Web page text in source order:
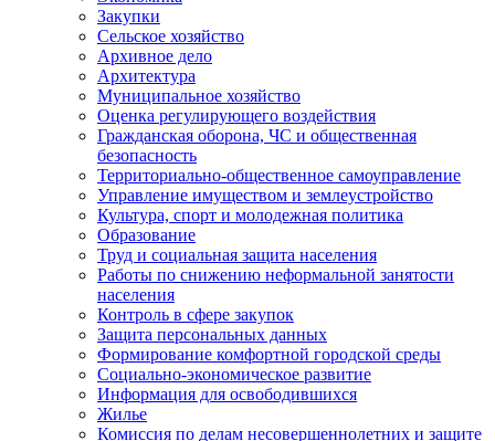
Закупки
Сельское хозяйство
Архивное дело
Архитектура
Муниципальное хозяйство
Оценка регулирующего воздействия
Гражданская оборона, ЧС и общественная
безопасность
Территориально-общественное самоуправление
Управление имуществом и землеустройство
Культура, спорт и молодежная политика
Образование
Труд и социальная защита населения
Работы по снижению неформальной занятости
населения
Контроль в сфере закупок
Защита персональных данных
Формирование комфортной городской среды
Социально-экономическое развитие
Информация для освободившихся
Жилье
Комиссия по делам несовершеннолетних и защите